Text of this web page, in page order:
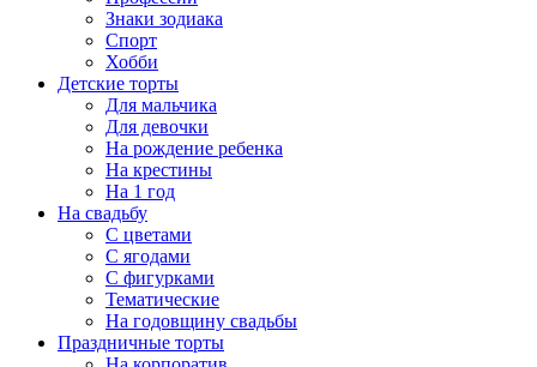
Знаки зодиака
Спорт
Хобби
Детские торты
Для мальчика
Для девочки
На рождение ребенка
На крестины
На 1 год
На свадьбу
С цветами
С ягодами
С фигурками
Тематические
На годовщину свадьбы
Праздничные торты